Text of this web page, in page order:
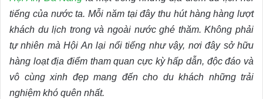
tiếng của nước ta. Mỗi năm tại đây thu hút hàng hàng lượt
khách du lịch trong và ngoài nước ghé thăm. Không phải
tự nhiên mà Hội An lại nổi tiếng như vậy, nơi đây sở hữu
hàng loạt địa điểm tham quan cực kỳ hấp dẫn, độc đáo và
vô cùng xinh đẹp mang đến cho du khách những trải
nghiệm khó quên nhất.